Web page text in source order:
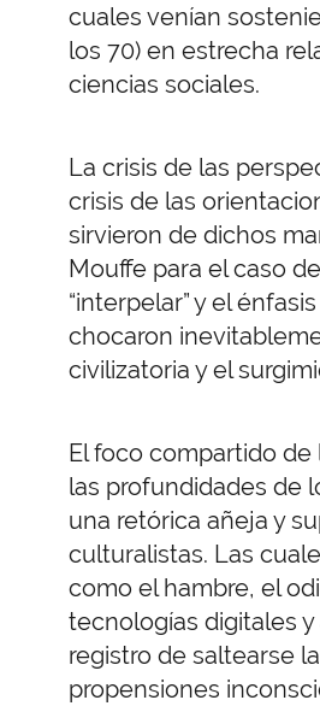
cuales venían
los 70) en estrecha
ciencias sociales.
La crisis de las
crisis de las
sirvieron de dichos
Mouffe para el caso de
“interpelar” y el
chocaron
civilizatoria y el
El foco compartido
las profundidades de
una retórica añeja y
culturalistas. Las
como el hambre, el
tecnologías digitales
registro de saltearse
propensiones